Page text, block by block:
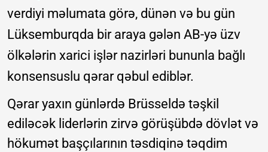
verdiyi məlumata görə, dünən və bu gün
Lüksemburqda bir araya gələn AB-yə üzv
ölkələrin xarici işlər nazirləri bununla bağlı
konsensuslu qərar qəbul ediblər.
Qərar yaxın günlərdə Brüsseldə təşkil
ediləcək liderlərin zirvə görüşübdə dövlət və
hökumət başçılarının təsdiqinə təqdim